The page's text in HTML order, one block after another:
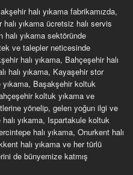
halı yıkama fabrikamızda,
yıkama ücretsiz halı servis
halı yıkama sektöründe
ve talepler neticesinde
halı yıkama, Bahçeşehir halı
halı yıkama, Kayaşehir stor
Başakşehir koltuk
koltuk yıkama ve
yönelip, gelen yoğun ilgi ve
yıkama, Ispartakule koltuk
halı yıkama, Onurkent halı
halı yıkama ve her türlü
de bünyemize katmış